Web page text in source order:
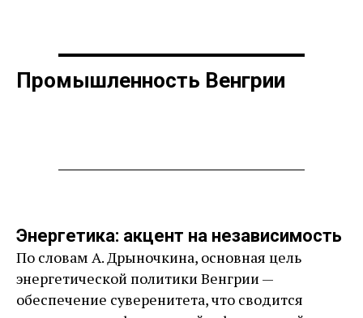
Промышленность Венгрии
Энергетика: акцент на независимость
По словам А. Дрыночкина, основная цель
энергетической политики Венгрии — ​
обеспечение суверенитета, что сводится